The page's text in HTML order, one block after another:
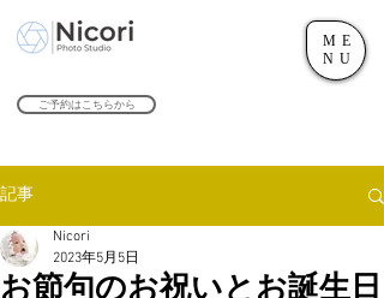
世田谷のフォトスタジオ「にこたま写真館 Nicori」｜二子玉川駅
​２０２４年で創業１０４周年を迎えます！
ご予約はこちらから
ME
NU
記事
お節句のお祝いとお誕生日
Nicori
2023年5月5日